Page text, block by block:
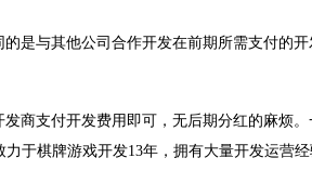
是与其他公司合作开发在前期所需支付的
商支付开发费用即可，无后期分红的麻烦
力于棋牌游戏开发13年，拥有大量开发运营经